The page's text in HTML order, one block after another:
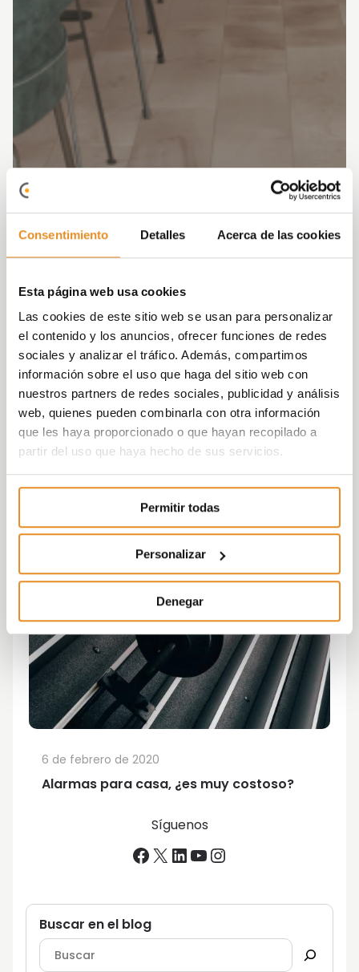
Consentimiento Detalles Acerca de las cookies
Esta página web usa cookies
Las cookies de este sitio web se usan para personalizar
el contenido y los anuncios, ofrecer funciones de redes
sociales y analizar el tráfico. Además, compartimos
información sobre el uso que haga del sitio web con
nuestros partners de redes sociales, publicidad y análisis
web, quienes pueden combinarla con otra información
que les haya proporcionado o que hayan recopilado a
partir del uso que haya hecho de sus servicios.
Permitir todas
Personalizar
Denegar
Alarmas para casa, ¿es muy costoso?
6 de febrero de 2020
Síguenos
Facebook
X LinkedIn
YouTube
Instagram
Buscar en el blog